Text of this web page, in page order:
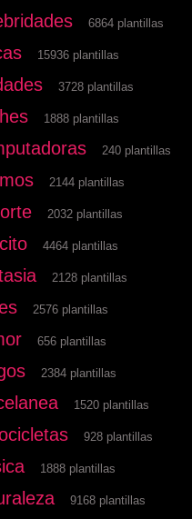
6864 plantillas
15936 plantillas
3728 plantillas
1888 plantillas
240 plantillas
2144 plantillas
2032 plantillas
4464 plantillas
2128 plantillas
2576 plantillas
656 plantillas
2384 plantillas
1520 plantillas
928 plantillas
1888 plantillas
9168 plantillas